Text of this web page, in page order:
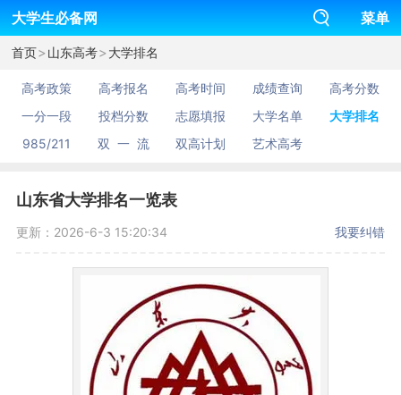
大学生必备网 菜单
首页>山东高考>大学排名
高考政策 高考报名 高考时间 成绩查询
高考分数
一分一段
投档分数 志愿填报 大学名单
大学排名
985/211
双 一 流 双高计划 艺术高考
山东省大学排名一览表
更新：2026-6-3 15:20:34 我要纠错